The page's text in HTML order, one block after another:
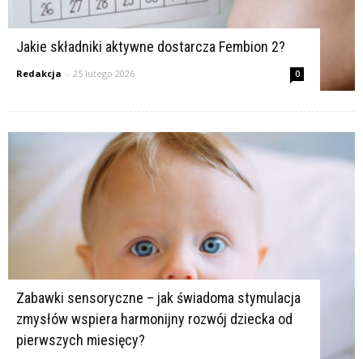
Jakie składniki aktywne dostarcza Fembion 2?
Redakcja - 25 lutego 2026 0
Zabawki sensoryczne – jak świadoma stymulacja
zmysłów wspiera harmonijny rozwój dziecka od
pierwszych miesięcy?